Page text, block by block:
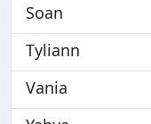
Soan
Tyliann
Vania